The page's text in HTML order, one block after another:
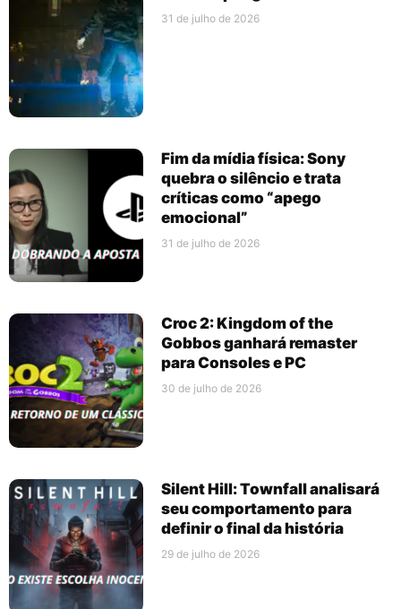
31 de julho de 2026
Fim da mídia física: Sony
quebra o silêncio e trata
críticas como “apego
emocional”
31 de julho de 2026
Croc 2: Kingdom of the
Gobbos ganhará remaster
para Consoles e PC
30 de julho de 2026
Silent Hill: Townfall analisará
seu comportamento para
definir o final da história
29 de julho de 2026